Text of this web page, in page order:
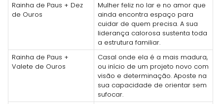
Rainha de Paus + Dez
de Ouros
Mulher feliz no lar e no amor que
ainda encontra espaço para
cuidar de quem precisa. A sua
liderança calorosa sustenta toda
a estrutura familiar.
Rainha de Paus +
Valete de Ouros
Casal onde ela é a mais madura,
ou início de um projeto novo com
visão e determinação. Aposte na
sua capacidade de orientar sem
sufocar.